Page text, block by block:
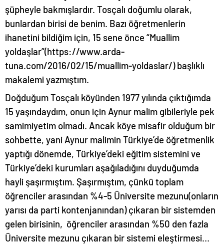
şüpheyle bakmışlardır. Tosçalı doğumlu olarak,
bunlardan birisi de benim. Bazı öğretmenlerin
ihanetini bildiğim için, 15 sene önce “Muallim
yoldaşlar”(https://www.arda-
tuna.com/2016/02/15/muallim-yoldaslar/) başlıklı
makalemi yazmıştım.
Doğduğum Tosçalı köyünden 1977 yılında çıktığımda
15 yaşındaydım, onun için Aynur malim gibileriyle pek
samimiyetim olmadı. Ancak köye misafir olduğum bir
sohbette, yani Aynur malimin Türkiye’de öğretmenlik
yaptığı dönemde, Türkiye’deki eğitim sistemini ve
Türkiye’deki kurumları aşağıladığını duyduğumda
hayli şaşırmıştım. Şaşırmıştım, çünkü toplam
öğrenciler arasından %4-5 Üniversite mezunu(onların
yarısı da parti kontenjanından) çıkaran bir sistemden
gelen birisinin, öğrenciler arasından %50 den fazla
Üniversite mezunu çıkaran bir sistemi eleştirmesi…